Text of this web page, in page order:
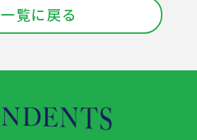
一覧に戻る